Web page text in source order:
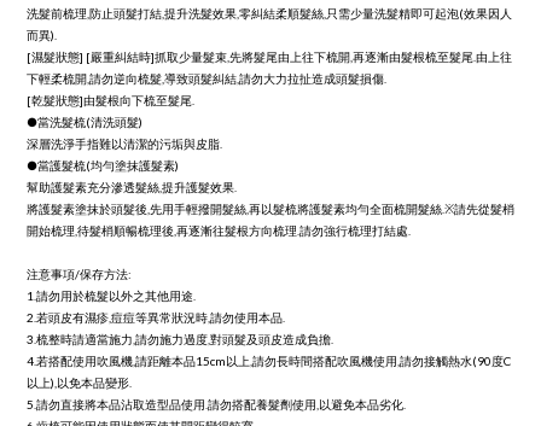
洗髮前梳理,防止頭髮打結,提升洗髮效果,零糾結柔順髮絲,只需少量洗髮精即可起泡(效果因人
而異).
[濕髮狀態] [嚴重糾結時]抓取少量髮束,先將髮尾由上往下梳開,再逐漸由髮根梳至髮尾.由上往
下輕柔梳開,請勿逆向梳髮,導致頭髮糾結,請勿大力拉扯造成頭髮損傷.
[乾髮狀態]由髮根向下梳至髮尾.
●當洗髮梳(清洗頭髮)
深層洗淨手指難以清潔的污垢與皮脂.
●當護髮梳(均勻塗抹護髮素)
幫助護髮素充分滲透髮絲,提升護髮效果.
將護髮素塗抹於頭髮後,先用手輕撥開髮絲,再以髮梳將護髮素均勻全面梳開髮絲.※請先從髮梢
開始梳理,待髮梢順暢梳理後,再逐漸往髮根方向梳理.請勿強行梳理打結處.
注意事項/保存方法:
1.請勿用於梳髮以外之其他用途.
2.若頭皮有濕疹,痘痘等異常狀況時,請勿使用本品.
3.梳整時請適當施力,請勿施力過度,對頭髮及頭皮造成負擔.
4.若搭配使用吹風機,請距離本品15cm以上,請勿長時間搭配吹風機使用,請勿接觸熱水(90度C
以上),以免本品變形.
5.請勿直接將本品沾取造型品使用.請勿搭配養髮劑使用,以避免本品劣化.